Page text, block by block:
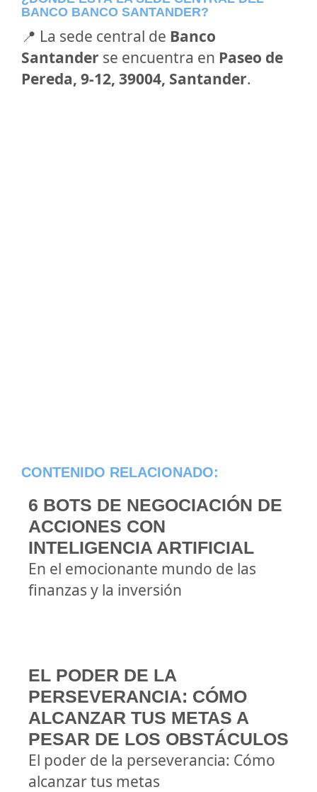
BANCO BANCO SANTANDER?
📍 La sede central de Banco
Santander se encuentra en Paseo de
Pereda, 9-12, 39004, Santander.
CONTENIDO RELACIONADO:
6 BOTS DE NEGOCIACIÓN DE
ACCIONES CON
INTELIGENCIA ARTIFICIAL
En el emocionante mundo de las
finanzas y la inversión
EL PODER DE LA
PERSEVERANCIA: CÓMO
ALCANZAR TUS METAS A
PESAR DE LOS OBSTÁCULOS
El poder de la perseverancia: Cómo
alcanzar tus metas